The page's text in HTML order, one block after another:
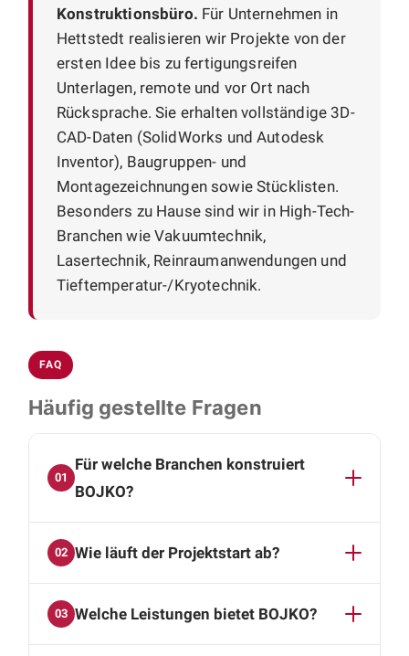
Konstruktionsbüro. Für Unternehmen in
Hettstedt realisieren wir Projekte von der
ersten Idee bis zu fertigungsreifen
Unterlagen, remote und vor Ort nach
Rücksprache. Sie erhalten vollständige 3D-
CAD-Daten (SolidWorks und Autodesk
Inventor), Baugruppen- und
Montagezeichnungen sowie Stücklisten.
Besonders zu Hause sind wir in High-Tech-
Branchen wie Vakuumtechnik,
Lasertechnik, Reinraumanwendungen und
Tieftemperatur-/Kryotechnik.
FAQ
Häufig gestellte Fragen
01
Für welche Branchen konstruiert
BOJKO?
Branchen: Vakuumtechnik, Lasertechnik,
Tieftemperatur-/Kryotechnik. Ergänzend
konstruieren wir für Sondermaschinenbau,
Automatisierung sowie Förder- und
02 Wie läuft der Projektstart ab?
Termin, einer Videokonferenz, lernen wir uns
03 Welche Leistungen bietet BOJKO?